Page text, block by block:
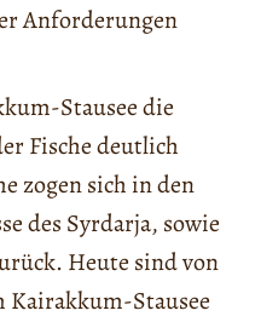
Anforderungen
Stausee die
Fische deutlich
zogen sich in den
des Syrdarja, sowie
Heute sind von
Kairakkum-Stausee